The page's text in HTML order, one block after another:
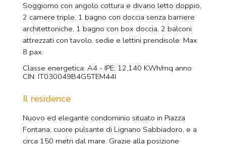
Soggiorno con angolo cottura e divano letto doppio,
2 camere triple, 1 bagno con doccia senza barriere
architettoniche, 1 bagno con box doccia, 2 balconi
attrezzati con tavolo, sedie e lettini prendisole. Max
8 pax.
Classe energetica: A4 - IPE: 12,140 KWh/mq anno
CIN: IT030049B4G5TEM44I
Il residence
Nuovo ed elegante condominio situato in Piazza
Fontana, cuore pulsante di Lignano Sabbiadoro, e a
circa 150 metri dal mare. Grazie alla posizione